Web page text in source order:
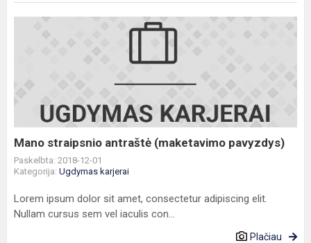
pavyzdys)
Mano straipsnio antraštė (maketavimo pavyzdys)
Paskelbta: 2018-12-01
Kategorija: Ugdymas karjerai
Lorem ipsum dolor sit amet, consectetur adipiscing elit.
Nullam cursus sem vel iaculis con...
Plačiau